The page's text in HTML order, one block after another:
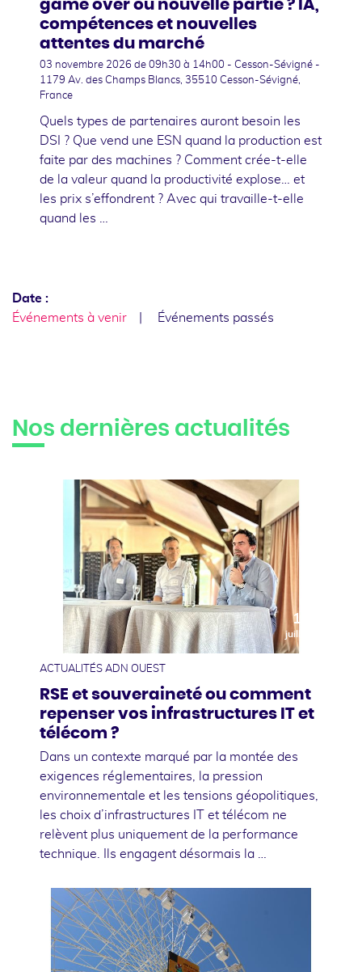
game over ou nouvelle partie ? IA,
compétences et nouvelles
attentes du marché
03 novembre 2026 de 09h30 à 14h00 - Cesson-Sévigné -
1179 Av. des Champs Blancs, 35510 Cesson-Sévigné,
France
Quels types de partenaires auront besoin les
DSI ? Que vend une ESN quand la production est
faite par des machines ? Comment crée-t-elle
de la valeur quand la productivité explose… et
les prix s’effondrent ? Avec qui travaille-t-elle
quand les …
Date :
Événements à venir
Événements passés
Nos dernières actualités
10
juillet
ACTUALITÉS ADN OUEST
RSE et souveraineté ou comment
repenser vos infrastructures IT et
télécom ?
Dans un contexte marqué par la montée des
exigences réglementaires, la pression
environnementale et les tensions géopolitiques,
les choix d’infrastructures IT et télécom ne
relèvent plus uniquement de la performance
technique. Ils engagent désormais la …